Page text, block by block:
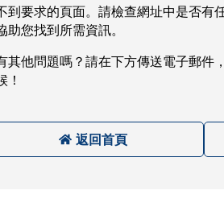
到要求的頁面。請檢查網址中是否有
助您找到所需資訊。
其他問題嗎？請在下方傳送電子郵件
！
返回首頁